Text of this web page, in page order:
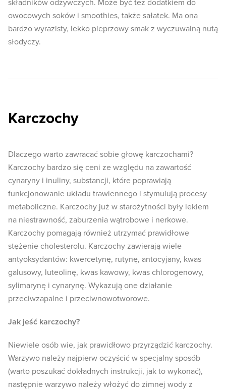
składników odżywczych. Może być też dodatkiem do
owocowych soków i smoothies, także sałatek. Ma ona
bardzo wyrazisty, lekko pieprzowy smak z wyczuwalną nutą
słodyczy.
Karczochy
Dlaczego warto zawracać sobie głowę karczochami?
Karczochy bardzo się ceni ze względu na zawartość
cynaryny i inuliny, substancji, które poprawiają
funkcjonowanie układu trawiennego i stymulują procesy
metaboliczne. Karczochy już w starożytności były lekiem
na niestrawność, zaburzenia wątrobowe i nerkowe.
Karczochy pomagają również utrzymać prawidłowe
stężenie cholesterolu. Karczochy zawierają wiele
antyoksydantów: kwercetynę, rutynę, antocyjany, kwas
galusowy, luteolinę, kwas kawowy, kwas chlorogenowy,
sylimarynę i cynarynę. Wykazują one działanie
przeciwzapalne i przeciwnowotworowe.
Jak jeść karczochy?
Niewiele osób wie, jak prawidłowo przyrządzić karczochy.
Warzywo należy najpierw oczyścić w specjalny sposób
(warto poszukać dokładnych instrukcji, jak to wykonać),
następnie warzywo należy włożyć do zimnej wody z